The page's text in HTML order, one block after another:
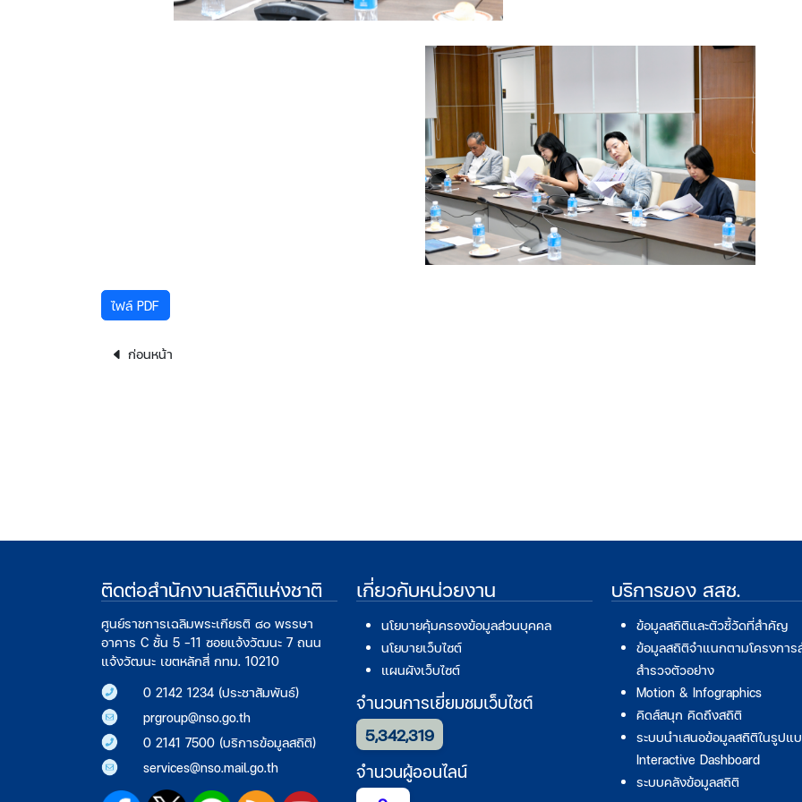
ไฟล์ PDF
ก่อนหน้า
ติดต่อสำนักงานสถิติแห่งชาติ
ศูนย์ราชการเฉลิมพระเกียรติ ๘๐ พรรษา
อาคาร C ชั้น 5 -11 ซอยแจ้งวัฒนะ 7 ถนน
แจ้งวัฒนะ เขตหลักสี่ กทม. 10210
0 2142 1234 (ประชาสัมพันธ์)
prgroup@nso.go.th
0 2141 7500 (บริการข้อมูลสถิติ)
services@nso.mail.go.th
เกี่ยวกับหน่วยงาน
นโยบายคุ้มครองข้อมูลส่วนบุคคล
นโยบายเว็บไซต์
แผนผังเว็บไซต์
จำนวนการเยี่ยมชมเว็บไซต์
5,342,319
จำนวนผู้ออนไลน์
บริการของ สสช.
ข้อมูลสถิติและตัวชี้วัดที่สำคัญ
ข้อมูลสถิติจำแนกตามโครงการ
สำรวจตัวอย่าง
Motion & Infographics
คิดส์สนุก คิดถึงสถิติ
ระบบนำเสนอข้อมูลสถิติในรูปแ
Interactive Dashboard
ระบบคลังข้อมูลสถิติ